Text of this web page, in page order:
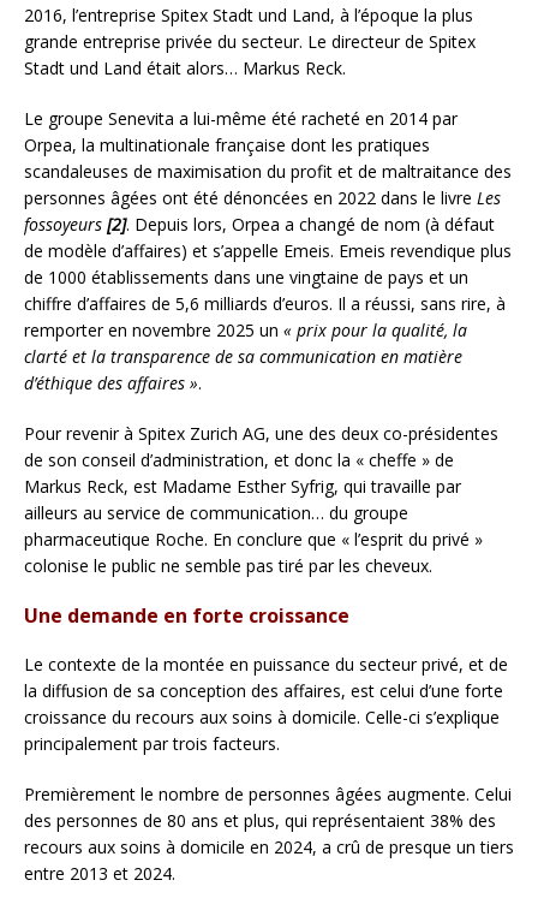
2016, l’entreprise Spitex Stadt und Land, à l’époque la plus
grande entreprise privée du secteur. Le directeur de Spitex
Stadt und Land était alors… Markus Reck.
Le groupe Senevita a lui-même été racheté en 2014 par
Orpea, la multinationale française dont les pratiques
scandaleuses de maximisation du profit et de maltraitance des
personnes âgées ont été dénoncées en 2022 dans le livre Les
fossoyeurs [2]. Depuis lors, Orpea a changé de nom (à défaut
de modèle d’affaires) et s’appelle Emeis. Emeis revendique plus
de 1000 établissements dans une vingtaine de pays et un
chiffre d’affaires de 5,6 milliards d’euros. Il a réussi, sans rire, à
remporter en novembre 2025 un « prix pour la qualité, la
clarté et la transparence de sa communication en matière
d’éthique des affaires ».
Pour revenir à Spitex Zurich AG, une des deux co-présidentes
de son conseil d’administration, et donc la « cheffe » de
Markus Reck, est Madame Esther Syfrig, qui travaille par
ailleurs au service de communication… du groupe
pharmaceutique Roche. En conclure que « l’esprit du privé »
colonise le public ne semble pas tiré par les cheveux.
Une demande en forte croissance
Le contexte de la montée en puissance du secteur privé, et de
la diffusion de sa conception des affaires, est celui d’une forte
croissance du recours aux soins à domicile. Celle-ci s’explique
principalement par trois facteurs.
Premièrement le nombre de personnes âgées augmente. Celui
des personnes de 80 ans et plus, qui représentaient 38% des
recours aux soins à domicile en 2024, a crû de presque un tiers
entre 2013 et 2024.